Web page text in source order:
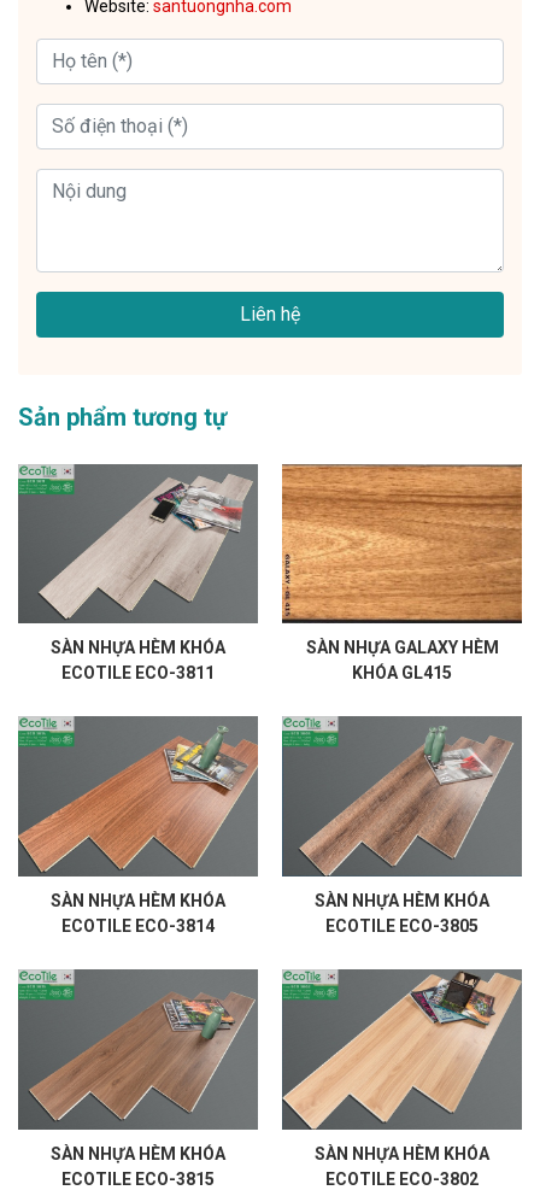
Website: santuongnha.com
Liên hệ
Sản phẩm tương tự
SÀN NHỰA HÈM KHÓA
ECOTILE ECO-3811
SÀN NHỰA GALAXY HÈM
KHÓA GL415
SÀN NHỰA HÈM KHÓA
ECOTILE ECO-3814
SÀN NHỰA HÈM KHÓA
ECOTILE ECO-3805
SÀN NHỰA HÈM KHÓA
ECOTILE ECO-3815
SÀN NHỰA HÈM KHÓA
ECOTILE ECO-3802